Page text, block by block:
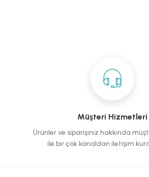
Müşteri Hizmetleri
Ürünler ve siparişiniz hakkında
ile bir çok kanaldan iletişim